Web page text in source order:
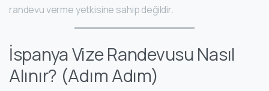
randevu verme yetkisine sahip değildir.
İspanya Vize Randevusu Nasıl
Alınır? (Adım Adım)